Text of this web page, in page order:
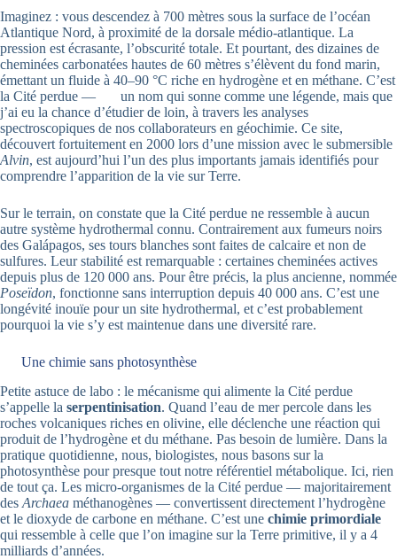
Imaginez : vous descendez à 700 mètres sous la surface de l’océan
Atlantique Nord, à proximité de la dorsale médio-atlantique. La
pression est écrasante, l’obscurité totale. Et pourtant, des dizaines de
cheminées carbonatées hautes de 60 mètres s’élèvent du fond marin,
émettant un fluide à 40–90 °C riche en hydrogène et en méthane. C’est
la Cité perdue —
un nom qui sonne comme une légende, mais que
j’ai eu la chance d’étudier de loin, à travers les analyses
spectroscopiques de nos collaborateurs en géochimie. Ce site,
découvert fortuitement en 2000 lors d’une mission avec le submersible
Alvin, est aujourd’hui l’un des plus importants jamais identifiés pour
comprendre l’apparition de la vie sur Terre.
Sur le terrain, on constate que la Cité perdue ne ressemble à aucun
autre système hydrothermal connu. Contrairement aux fumeurs noirs
des Galápagos, ses tours blanches sont faites de calcaire et non de
sulfures. Leur stabilité est remarquable : certaines cheminées actives
depuis plus de 120 000 ans. Pour être précis, la plus ancienne, nommée
Poseïdon, fonctionne sans interruption depuis 40 000 ans. C’est une
longévité inouïe pour un site hydrothermal, et c’est probablement
pourquoi la vie s’y est maintenue dans une diversité rare.
Une chimie sans photosynthèse
Petite astuce de labo : le mécanisme qui alimente la Cité perdue
s’appelle la serpentinisation. Quand l’eau de mer percole dans les
roches volcaniques riches en olivine, elle déclenche une réaction qui
produit de l’hydrogène et du méthane. Pas besoin de lumière. Dans la
pratique quotidienne, nous, biologistes, nous basons sur la
photosynthèse pour presque tout notre référentiel métabolique. Ici, rien
de tout ça. Les micro-organismes de la Cité perdue — majoritairement
des Archaea méthanogènes — convertissent directement l’hydrogène
et le dioxyde de carbone en méthane. C’est une chimie primordiale
qui ressemble à celle que l’on imagine sur la Terre primitive, il y a 4
milliards d’années.